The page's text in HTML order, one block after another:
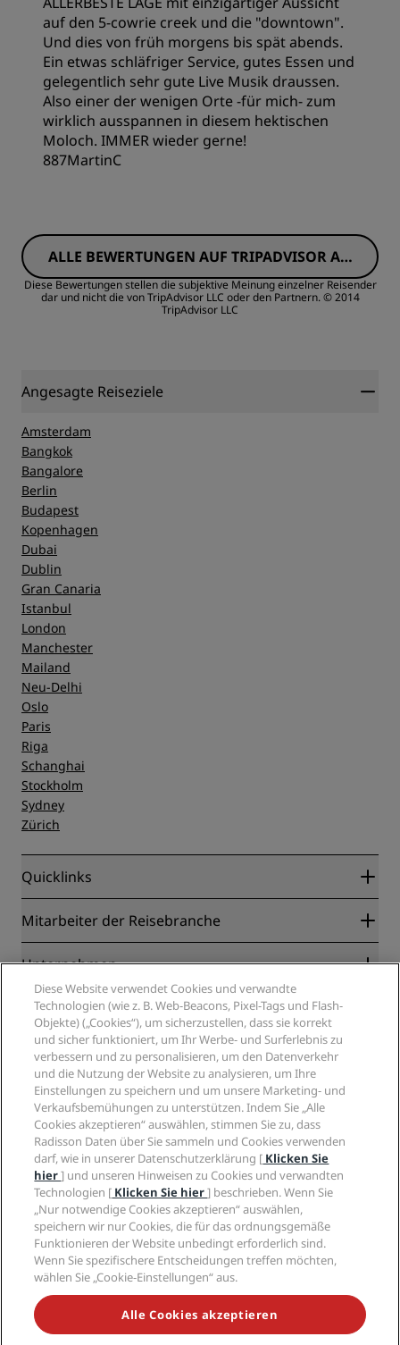
auf den 5-cowrie creek und die "downtown".
Und dies von früh morgens bis spät abends.
Ein etwas schläfriger Service, gutes Essen und
gelegentlich sehr gute Live Musik draussen.
Also einer der wenigen Orte -für mich- zum
wirklich ausspannen in diesem hektischen
Moloch. IMMER wieder gerne!
887MartinC
Preis/Leistung
Sauberkeit
Service
ALLE BEWERTUNGEN AUF TRIPADVISOR AN
ZEIGEN
Diese Bewertungen stellen die subjektive Meinung einzelner Reisender
dar und nicht die von TripAdvisor LLC oder den Partnern. © 2014
TripAdvisor LLC
Angesagte Reiseziele
Amsterdam
Bangkok
Bangalore
Berlin
Budapest
Kopenhagen
Dubai
Dublin
Gran Canaria
Istanbul
London
Manchester
Mailand
Neu-Delhi
Oslo
Paris
Riga
Schanghai
Stockholm
Sydney
Zürich
Quicklinks
Radisson Rewards
Blog
Neue und aufstrebende Hotels
Radisson Hotels APP
„Sports Approved“-Hotels
Familienfreundliche Hotels
Gesundheit & Sicherheit
Mitarbeiter der Reisebranche
Partner
Reisebüros
Unternehmen
Radisson Hotel Group
Medien
Karriere RHG
Karriere PPHE
Karrieren EHL
The Club by RHG
Entwicklungsmöglichkeiten
Responsible Business – Unser Engagement
Einkauf
Rechtliches
Privacy Centre
Rechtliche Hinweise
Radisson Rewards Geschäftsbedingungen
Website-Nutzungsvereinbarung
Digitale Barrierefreiheit
Moderne Sklaverei – Erklärung
Hilfe
Verbrauchermeldungen
Kontakt
FAQ
Inhaltsübersicht
Soziale Medien
Marken von Radisson Hotels
VERPASSEN SIE NIEMALS UNSERE BELIEBTESTEN
ANGEBOTE
Diese Website verwendet Cookies und verwandte
Technologien (wie z. B. Web-Beacons, Pixel-Tags und Flash-
Objekte) („Cookies“), um sicherzustellen, dass sie korrekt
und sicher funktioniert, um Ihr Werbe- und Surferlebnis zu
verbessern und zu personalisieren, um den Datenverkehr
und die Nutzung der Website zu analysieren, um Ihre
Einstellungen zu speichern und um unsere Marketing- und
Verkaufsbemühungen zu unterstützen. Indem Sie „Alle
Cookies akzeptieren“ auswählen, stimmen Sie zu, dass
Radisson Daten über Sie sammeln und Cookies verwenden
darf, wie in unserer Datenschutzerklärung [ Klicken Sie
hier] und unseren Hinweisen zu Cookies und verwandten
Technologien [ Klicken Sie hier] beschrieben. Wenn Sie
„Nur notwendige Cookies akzeptieren“ auswählen,
speichern wir nur Cookies, die für das ordnungsgemäße
Funktionieren der Website unbedingt erforderlich sind.
Wenn Sie spezifischere Entscheidungen treffen möchten,
wählen Sie „Cookie-Einstellungen“ aus.
Alle Cookies akzeptieren